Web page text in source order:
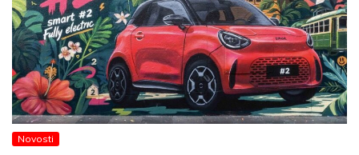
Novosti